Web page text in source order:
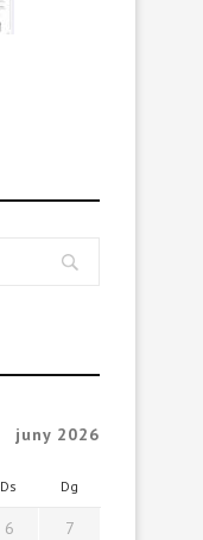
juny 2026
Ds Dg
6
7